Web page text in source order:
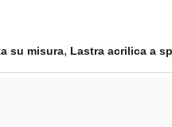
su misura, Lastra acrilica a